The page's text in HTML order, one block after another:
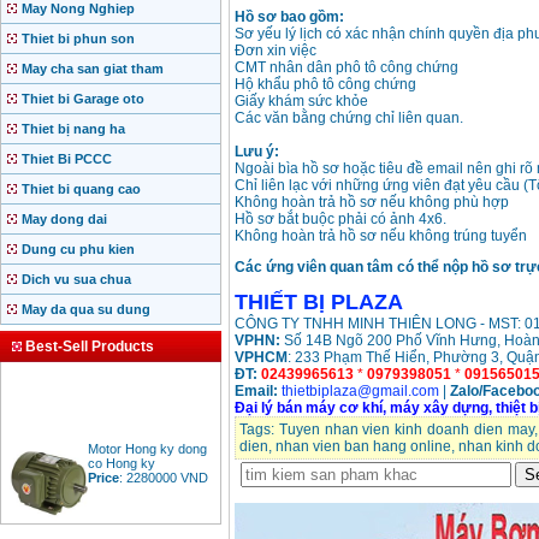
May Nong Nghiep
Thiet bi phun son
May cha san giat tham
Thiet bi Garage oto
Thiet bị nang ha
Thiet Bi PCCC
Thiet bi quang cao
May dong dai
Dung cu phu kien
Dich vu sua chua
May da qua su dung
Best-Sell Products
Motor Hong ky dong
co Hong ky
Price:2280000 VND
Hồ sơ bao gồm:
Sơ yếu lý lịch có xác nhận chính quyền địa
Đơn xin việc
CMT nhân dân phô tô công chứng
Hộ khẩu phô tô công chứng
Giấy khám sức khỏe
Các văn bằng chứng chỉ liên quan.
Lưu ý:
Ngoài bìa hồ sơ hoặc tiêu đề email nên ghi rõ
Chỉ liên lạc với những ứng viên đạt yêu cầu
Không hoàn trả hồ sơ nếu không phù hợp
Hồ sơ bắt buộc phải có ảnh 4x6.
Không hoàn trả hồ sơ nếu không trúng tuyển
Các ứng viên quan tâm có thể nộp hồ sơ
THIẾT BỊ PLAZA
CÔNG TY TNHH MINH THIÊN LONG - MST:
VPHN: Số 14B Ngõ 200 Phố Vĩnh Hưng,
VPHCM : 233 Phạm Thế Hiển, Phường 3,
ĐT: 02439965613 * 0979398051 *
Email: thietbiplaza@gmail.com Zalo/
Đại lý bán máy cơ khí, máy xây dựng, thiệt
Tags: Tuyen nhan vien kinh doanh dien may
dien, nhan vien ban hang online, nhan kinh